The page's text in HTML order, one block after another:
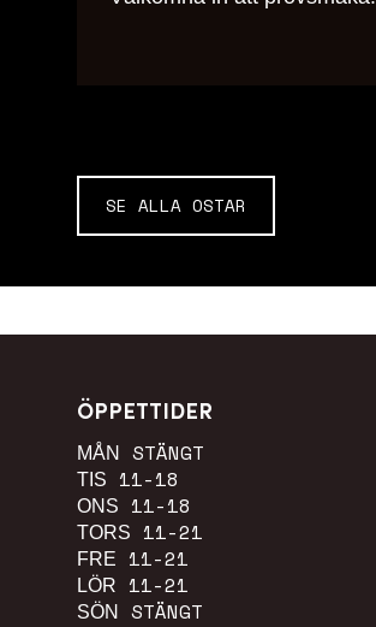
SE ALLA OSTAR
ÖPPETTIDER
MÅN
STÄNGT
TIS 11-18
ONS 11-18
TORS 11-21
FRE 11-21
LÖR 11-21
SÖN STÄNGT